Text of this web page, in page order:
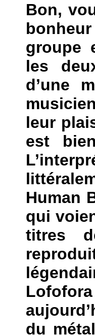
Bon,
groupe
les
d’une
leur
est
Human
qui
titres
du